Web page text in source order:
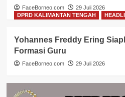
FaceBorneo.com
29 Juli 2026
DPRD KALIMANTAN TENGAH
Yohannes Freddy Ering
Formasi Guru
FaceBorneo.com 29 Juli 2026